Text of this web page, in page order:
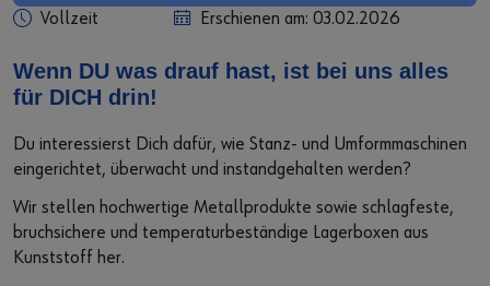
Unsere Region
Daten und Fakten
Code of Compliance
Supplier Code of Conduct
Downloads
Kundenzufriedenheit
Vollzeit Erschienen am: 03.02.2026
Wenn DU was drauf hast, ist bei uns alles
für DICH drin!
Du interessierst Dich dafür, wie Stanz- und Umformmaschinen
eingerichtet, überwacht und instandgehalten werden?
Wir stellen hochwertige Metallprodukte sowie schlagfeste,
bruchsichere und temperaturbeständige Lagerboxen aus
Kunststoff her.